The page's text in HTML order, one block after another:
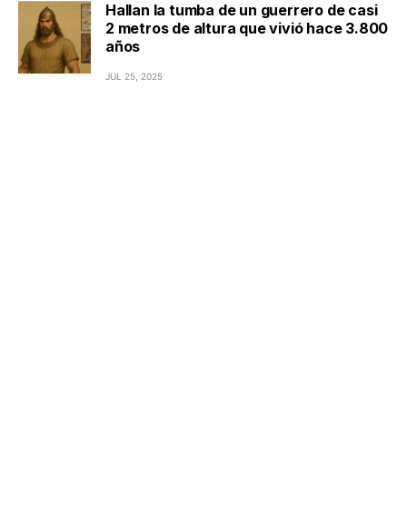
Hallan la tumba de un guerrero de casi
2 metros de altura que vivió hace 3.800
años
JUL 25, 2025